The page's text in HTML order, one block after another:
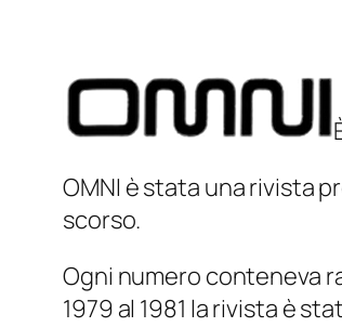
OMNI è stata una rivista
scorso.
Ogni numero conteneva
1979 al 1981 la rivista è